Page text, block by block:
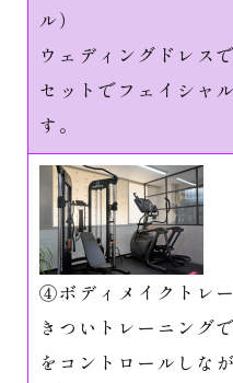
ル）
ウェディングドレス
セットでフェイシャ
す。
④ボディメイクトレ
きついトレーニング
をコントロールしな